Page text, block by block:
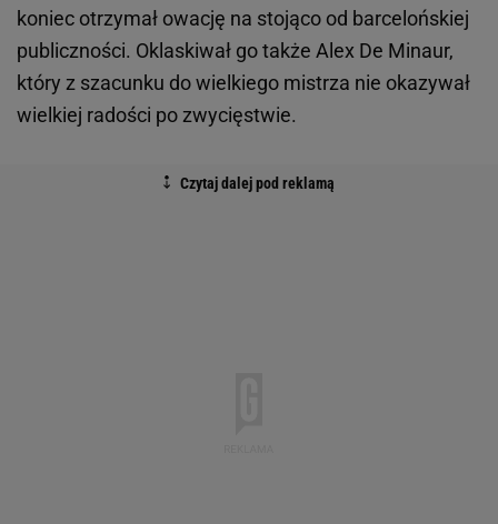
koniec otrzymał owację na stojąco od barcelońskiej
publiczności. Oklaskiwał go także Alex De Minaur,
który z szacunku do wielkiego mistrza nie okazywał
wielkiej radości po zwycięstwie.